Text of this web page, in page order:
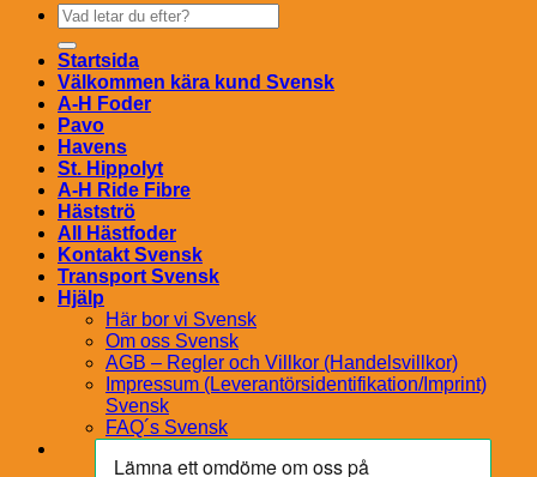
Sök
efter:
Startsida
Välkommen kära kund Svensk
A-H Foder
Pavo
Havens
St. Hippolyt
A-H Ride Fibre
Hästströ
All Hästfoder
Kontakt Svensk
Transport Svensk
Hjälp
Här bor vi Svensk
Om oss Svensk
AGB – Regler och Villkor (Handelsvillkor)
Impressum (Leverantörsidentifikation/Imprint)
Svensk
FAQ´s Svensk